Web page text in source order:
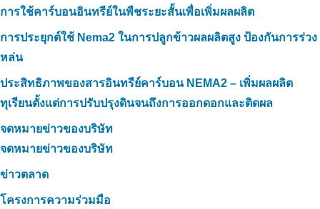
การใช้คาร์บอนอินทรีย์ในพืชระยะสั้นเพื่อเพิ่มผลผลิต
การประยุกต์ใช้ Nema2 ในการปลูกข้าวผลผลิตสูง ป้องกันการร่วง
หล่น
ประสิทธิภาพของสารอินทรีย์คาร์บอน NEMA2 – เพิ่มผลผลิต
ทุเรียนตั้งแต่การปรับปรุงดินจนถึงการออกดอกและติดผล
จดหมายข่าวของบริษัท
จดหมายข่าวของบริษัท
ข่าวตลาด
โครงการความร่วมมือ